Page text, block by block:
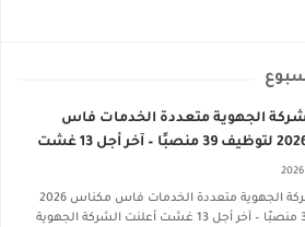
الجهوية متعددة الخدمات فاس
مكناس 2026 لتوظيف 39 منصبًا – آخر أجل 13 غشت
مباراة الشركة الجهوية متعددة الخدمات فاس مكناس 2026
لتوظيف 39 منصبًا – آخر أجل 13 غشت أعلنت الشركة الجهوية